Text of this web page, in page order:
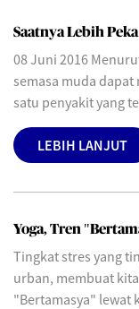
Saatnya Lebih
08 Juni 2016
semasa muda
satu penyakit yang
LEBIH LANJUT
Yoga, Tren
Tingkat stres yang
urban, membuat
"Bertamasya" lewat